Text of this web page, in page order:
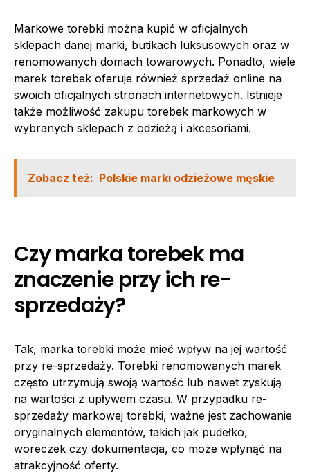
Markowe torebki można kupić w oficjalnych
sklepach danej marki, butikach luksusowych oraz w
renomowanych domach towarowych. Ponadto, wiele
marek torebek oferuje również sprzedaż online na
swoich oficjalnych stronach internetowych. Istnieje
także możliwość zakupu torebek markowych w
wybranych sklepach z odzieżą i akcesoriami.
Zobacz też: Polskie marki odzieżowe męskie
Czy marka torebek ma
znaczenie przy ich re-
sprzedaży?
Tak, marka torebki może mieć wpływ na jej wartość
przy re-sprzedaży. Torebki renomowanych marek
często utrzymują swoją wartość lub nawet zyskują
na wartości z upływem czasu. W przypadku re-
sprzedaży markowej torebki, ważne jest zachowanie
oryginalnych elementów, takich jak pudełko,
woreczek czy dokumentacja, co może wpłynąć na
atrakcyjność oferty.